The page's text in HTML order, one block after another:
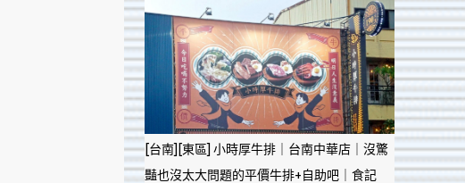
[台南][東區] 小時厚牛排｜台南中華店｜沒驚
豔也沒太大問題的平價牛排+自助吧｜食記